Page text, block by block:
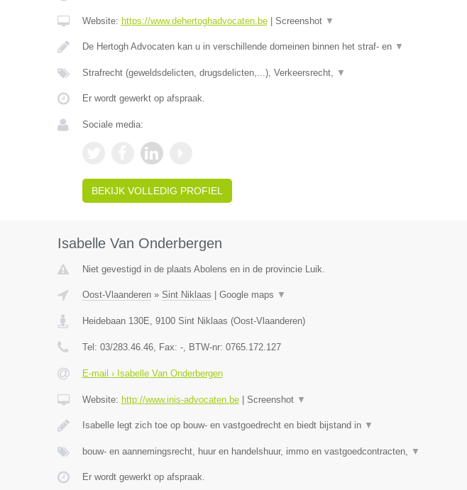
Website: https://www.dehertoghadvocaten.be| Screenshot ▼
De Hertogh Advocaten kan u in verschillende domeinen binnen het straf- en ▼
Strafrecht (geweldsdelicten, drugsdelicten,...), Verkeersrecht, ▼
Er wordt gewerkt op afspraak.
Sociale media:
BEKIJK VOLLEDIG PROFIEL
Isabelle Van Onderbergen
Niet gevestigd in de plaats Abolens en in de provincie Luik.
Oost-Vlaanderen» Sint Niklaas Google maps ▼
Heidebaan 130E, 9100 Sint Niklaas (Oost-Vlaanderen)
Tel: 03/283.46.46, Fax: -, BTW-nr: 0765.172.127
E-mail › Isabelle Van Onderbergen
Website: http://www.inis-advocaten.be| Screenshot ▼
Isabelle legt zich toe op bouw- en vastgoedrecht en biedt bijstand in ▼
bouw- en aannemingsrecht, huur en handelshuur, immo en vastgoedcontracten, ▼
Er wordt gewerkt op afspraak.